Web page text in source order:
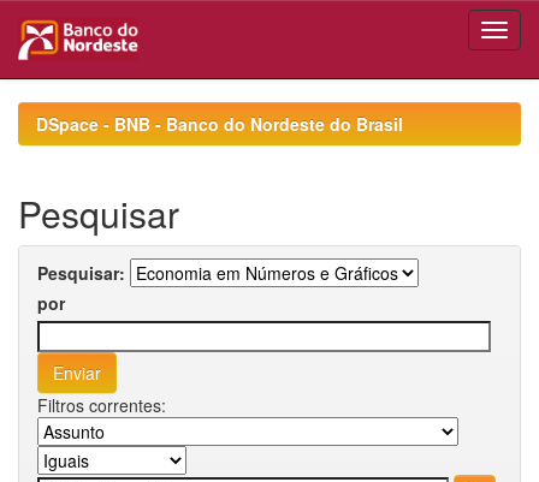
navigationDSpace - BNB - Banco do Nordeste do Brasil
Pesquisar
Pesquisar:
por
Filtros correntes: